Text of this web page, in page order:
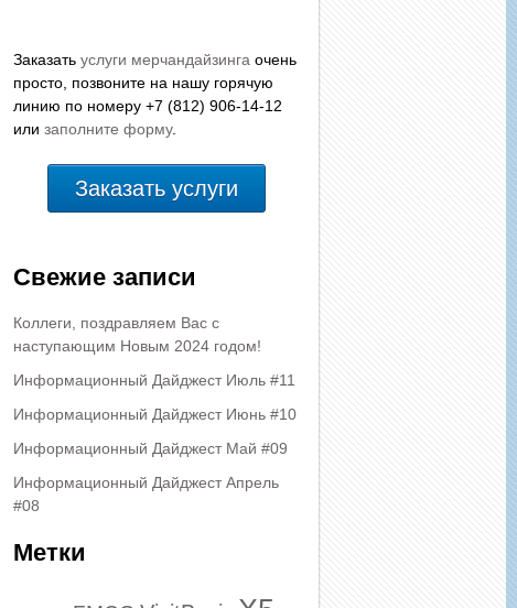
Заказать услуги мерчандайзинга очень
просто, позвоните на нашу горячую
линию по номеру +7 (812) 906-14-12
или заполните форму.
Заказать услуги
Свежие записи
Коллеги, поздравляем Вас с
наступающим Новым 2024 годом!
Информационный Дайджест Июль #11
Информационный Дайджест Июнь #10
Информационный Дайджест Май #09
Информационный Дайджест Апрель
#08
Метки